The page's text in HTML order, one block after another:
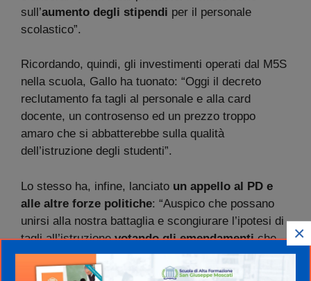
sull’aumento degli stipendi per il personale
scolastico”.
Ricordando, quindi, gli investimenti operati dal M5S
nella scuola, Gallo ha tuonato: “Oggi il decreto
reclutamento fa tagli al personale e alla card
docente, un controsenso ed un prezzo troppo
amaro che si abbatterebbe sulla qualità
dell’istruzione degli studenti”.
Lo stesso ha, infine, lanciato un appello al PD e
alle altre forze politiche: “Auspico che possano
unirsi alla nostra battaglia e scongiurare l’ipotesi di
tagli all’istruzionevotando gli emendamentiche
abbiamo depositato in Senato”.
×